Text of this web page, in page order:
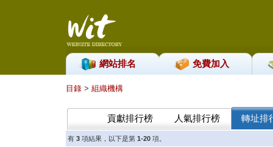
網站排名 免費加入
目錄 > 組織機構
貢獻排行榜 人氣排行榜 轉址排
有 3 項結果，以下是第 1-20項。